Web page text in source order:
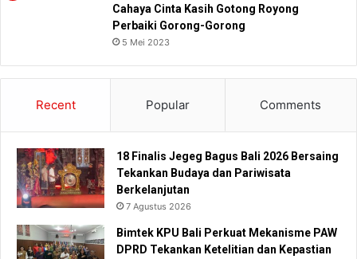
Cahaya Cinta Kasih Gotong Royong
Perbaiki Gorong-Gorong
5 Mei 2023
Recent Popular Comments
18 Finalis Jegeg Bagus Bali 2026 Bersaing
Tekankan Budaya dan Pariwisata
Berkelanjutan
7 Agustus 2026
Bimtek KPU Bali Perkuat Mekanisme PAW
DPRD Tekankan Ketelitian dan Kepastian